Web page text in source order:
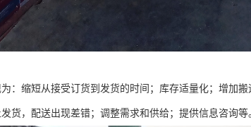
：缩短从接受订货到发货的时间；库存适量化；增加
货，配送出现差错；调整需求和供给；提供信息咨询等